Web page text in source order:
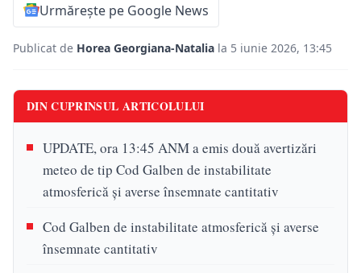
Urmărește pe Google News
Publicat de Horea Georgiana-Natalia la 5 iunie 2026, 13:45
DIN CUPRINSUL ARTICOLULUI
UPDATE, ora 13:45 ANM a emis două avertizări
meteo de tip Cod Galben de instabilitate
atmosferică și averse însemnate cantitativ
Cod Galben de instabilitate atmosferică și averse
însemnate cantitativ